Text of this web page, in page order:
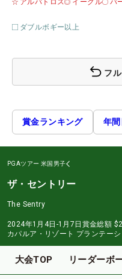
アルバトロス イーグル バ
ダブルボギー以上
フ
賞金ランキング 年
PGAツアー 米国男子
ザ・セントリー
The Sentry
2024年1月4日-1月7日 賞金総額
カパルア・リゾート プランテーシ
大会TOP リーダーボ